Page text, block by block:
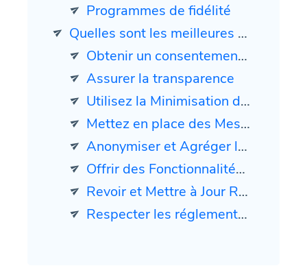
Programmes de fidélité
Quelles sont les meilleures pratiques pour utiliser des données tierces dans l'hyper-personnalisation
Obtenir un consentement explicite
Assurer la transparence
Utilisez la Minimisation des Données
Mettez en place des Mesures de Sécurité Robustes
Anonymiser et Agréger les Données
Offrir des Fonctionnalités de Gestion des Préférences
Revoir et Mettre à Jour Régulièrement les Pratiques
Respecter les réglementations